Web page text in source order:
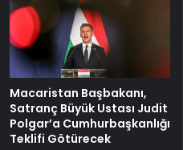
Macaristan Başbakanı,
Satranç Büyük Ustası Judit
Polgar’a Cumhurbaşkanlığı
Teklifi Götürecek